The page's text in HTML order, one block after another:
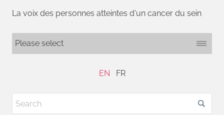
La voix des personnes atteintes d'un cancer du sein
EN FR